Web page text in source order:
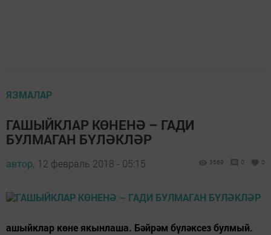
ЯЗМАЛАР
ГАШЫЙКЛАР КӨНЕНӘ – ГАДИ
БУЛМАГАН БҮЛӘКЛӘР
автор, 12 февраль 2018 - 05:15 3569 0 0
ашыйклар көне якынлаша. Бәйрәм бүләксез булмый.